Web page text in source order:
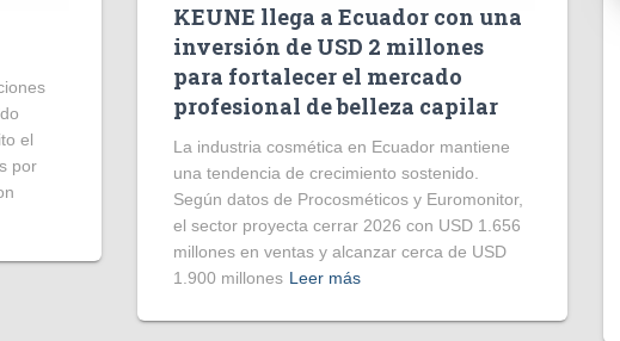
el
por
KEUNE llega a Ecuador con una
inversión de USD 2 millones
para fortalecer el mercado
profesional de belleza capilar
La industria cosmética en Ecuador mantiene
una tendencia de crecimiento sostenido.
Según datos de Procosméticos y Euromonitor,
el sector proyecta cerrar 2026 con USD 1.656
millones en ventas y alcanzar cerca de USD
1.900 millones Leer más